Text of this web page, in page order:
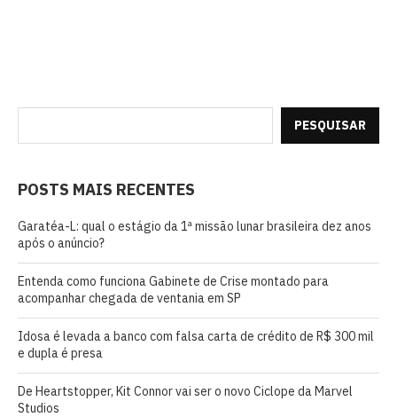
PESQUISAR
POSTS MAIS RECENTES
Garatéa-L: qual o estágio da 1ª missão lunar brasileira dez anos
após o anúncio?
Entenda como funciona Gabinete de Crise montado para
acompanhar chegada de ventania em SP
Idosa é levada a banco com falsa carta de crédito de R$ 300 mil
e dupla é presa
De Heartstopper, Kit Connor vai ser o novo Ciclope da Marvel
Studios